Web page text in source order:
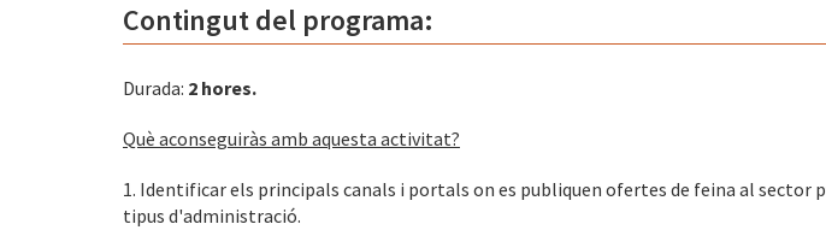
Contingut del programa:
Durada: 2 hores.
Què aconseguiràs amb aquesta activitat?
1. Identificar els principals canals i portals on es publiquen ofertes de feina al sector
tipus d'administració.